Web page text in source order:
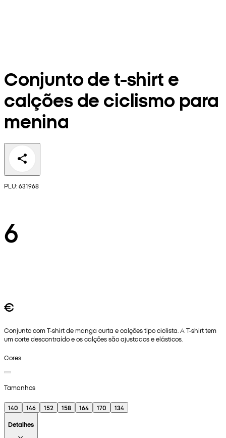
Conjunto de t-shirt e
calções de ciclismo para
menina
PLU: 631968
6
€
Conjunto com T-shirt de manga curta e calções tipo ciclista. A T-shirt tem
um corte descontraído e os calções são ajustados e elásticos.
Cores
Tamanhos
140 146 152 158 164 170
134
Detalhes